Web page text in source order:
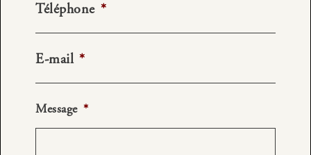
Téléphone *
E-mail *
Message *